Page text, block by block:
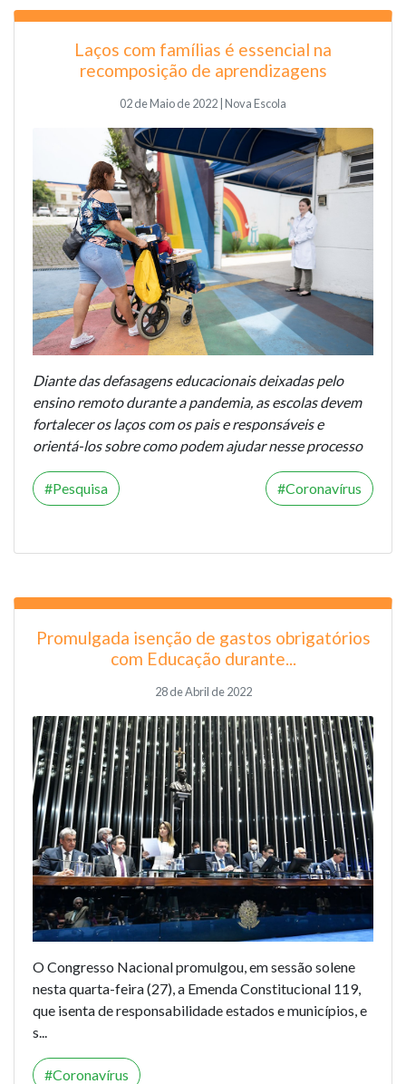
Laços com famílias é essencial na
recomposição de aprendizagens
02 de Maio de 2022 | Nova Escola
Diante das defasagens educacionais deixadas pelo
ensino remoto durante a pandemia, as escolas devem
fortalecer os laços com os pais e responsáveis e
orientá-los sobre como podem ajudar nesse processo
Pesquisa Coronavírus
Promulgada isenção de gastos obrigatórios
com Educação durante...
28 de Abril de 2022
O Congresso Nacional promulgou, em sessão solene
nesta quarta-feira (27), a Emenda Constitucional 119,
que isenta de responsabilidade estados e municípios, e
s...
Coronavírus